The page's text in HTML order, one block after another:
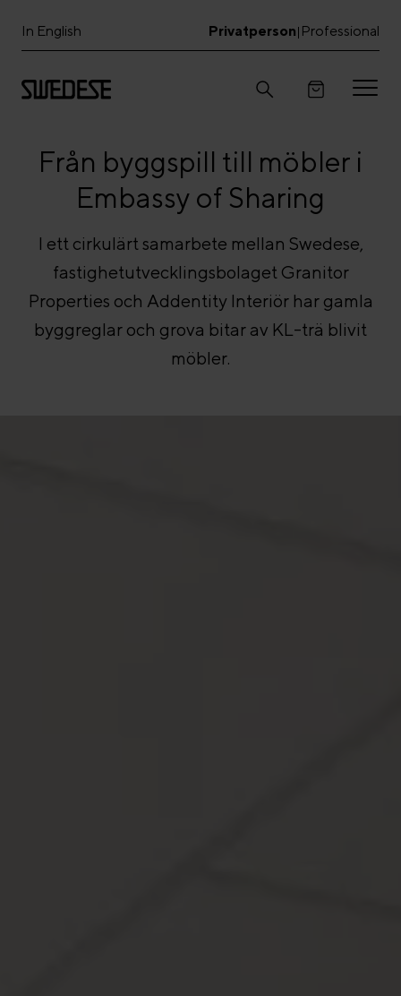
In English Privatperson| Professional
Från byggspill till möbler i
Embassy of Sharing
I ett cirkulärt samarbete mellan Swedese,
fastighetutvecklingsbolaget Granitor
Properties och Addentity Interiör har gamla
byggreglar och grova bitar av KL-trä blivit
möbler.